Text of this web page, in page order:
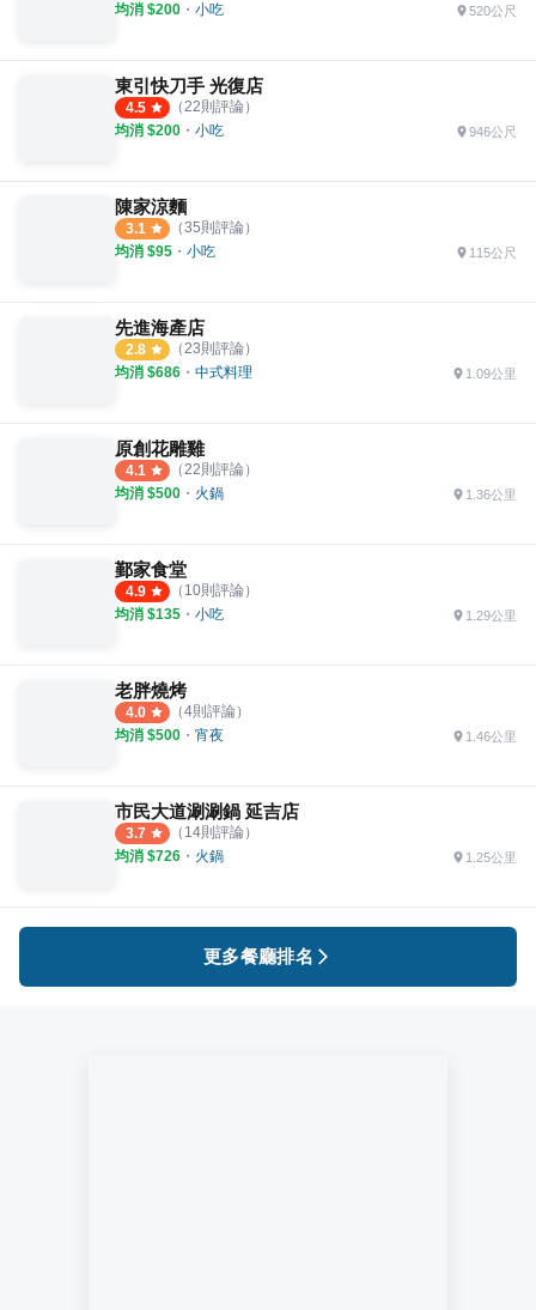
均消 $200 ・ 小吃 520公尺
東引快刀手 光復店
4.5 （22則評論）
均消 $200 ・ 小吃 946公尺
陳家涼麵
3.1 （35則評論）
均消 $95 ・ 小吃 115公尺
先進海產店
2.8 （23則評論）
均消 $686 ・ 中式料理 1.09公里
原創花雕雞
4.1 （22則評論）
均消 $500 ・ 火鍋 1.36公里
鄞家食堂
4.9 （ 10則評論）
均消 $135 ・ 小吃 1.29公里
老胖燒烤
4.0 （4則評論）
均消 $500 ・ 宵夜 1.46公里
市民大道涮涮鍋 延吉店
3.7 （ 14則評論）
均消 $726 ・ 火鍋 1.25公里
更多餐廳排名